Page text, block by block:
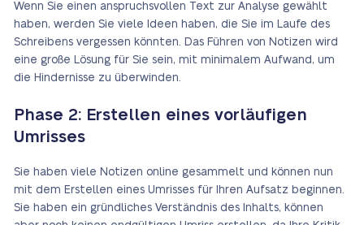
Wenn Sie einen anspruchsvollen Text zur Analyse gewählt
haben, werden Sie viele Ideen haben, die Sie im Laufe des
Schreibens vergessen könnten. Das Führen von Notizen wird
eine große Lösung für Sie sein, mit minimalem Aufwand, um
die Hindernisse zu überwinden.
Phase 2: Erstellen eines vorläufigen
Umrisses
Sie haben viele Notizen online gesammelt und können nun
mit dem Erstellen eines Umrisses für Ihren Aufsatz beginnen.
Sie haben ein gründliches Verständnis des Inhalts, können